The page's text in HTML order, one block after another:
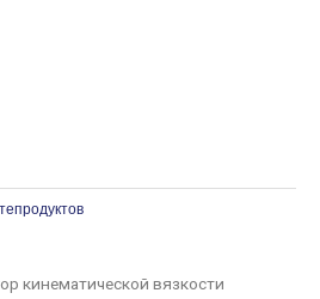
кинематической вязкости